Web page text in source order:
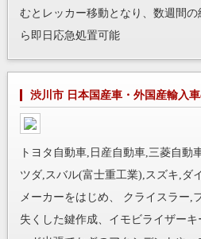
むとレッカー移動となり、数週間
ら即日応急処置可能
渋川市 日本国産車・外国産輸入
トヨタ自動車,日産自動車,三菱自動
ツダ,スバル(富士重工業),スズキ,ダ
メーカーをはじめ、 クライスラー,
失くした鍵作成、イモビライザー